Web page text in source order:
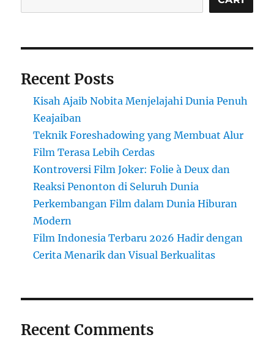
Recent Posts
Kisah Ajaib Nobita Menjelajahi Dunia Penuh
Keajaiban
Teknik Foreshadowing yang Membuat Alur
Film Terasa Lebih Cerdas
Kontroversi Film Joker: Folie à Deux dan
Reaksi Penonton di Seluruh Dunia
Perkembangan Film dalam Dunia Hiburan
Modern
Film Indonesia Terbaru 2026 Hadir dengan
Cerita Menarik dan Visual Berkualitas
Recent Comments